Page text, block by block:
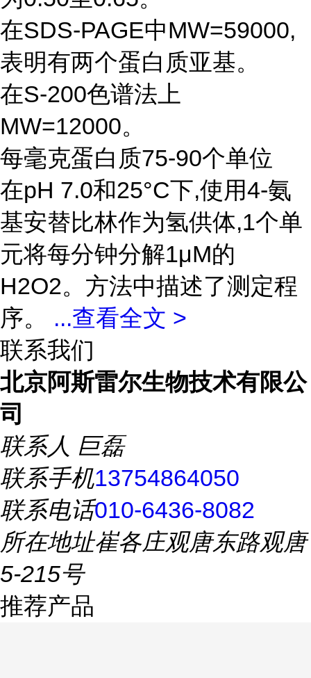
在SDS-PAGE中MW=59000,
表明有两个蛋白质亚基。
在S-200色谱法上
MW=12000。
每毫克蛋白质75-90个单位
在pH 7.0和25°C下,使用4-氨
基安替比林作为氢供体,1个单
元将每分钟分解1μM的
H2O2。方法中描述了测定程
序。 ...查看全文 >
联系我们
北京阿斯雷尔生物技术有限公
司
联系人 巨磊
联系手机13754864050
联系电话010-6436-8082
所在地址崔各庄观唐东路观唐
5-215号
推荐产品